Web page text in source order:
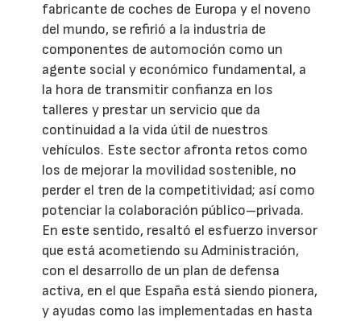
fabricante de coches de Europa y el noveno
del mundo, se refirió a la industria de
componentes de automoción como un
agente social y económico fundamental, a
la hora de transmitir confianza en los
talleres y prestar un servicio que da
continuidad a la vida útil de nuestros
vehículos. Este sector afronta retos como
los de mejorar la movilidad sostenible, no
perder el tren de la competitividad; así como
potenciar la colaboración público–privada.
En este sentido, resaltó el esfuerzo inversor
que está acometiendo su Administración,
con el desarrollo de un plan de defensa
activa, en el que España está siendo pionera,
y ayudas como las implementadas en hasta